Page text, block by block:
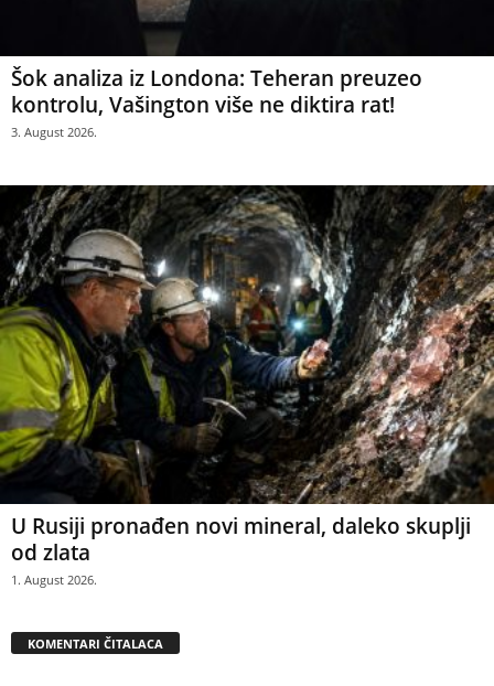
Šok analiza iz Londona: Teheran preuzeo
kontrolu, Vašington više ne diktira rat!
3. August 2026.
U Rusiji pronađen novi mineral, daleko skuplji
od zlata
1. August 2026.
KOMENTARI ČITALACA